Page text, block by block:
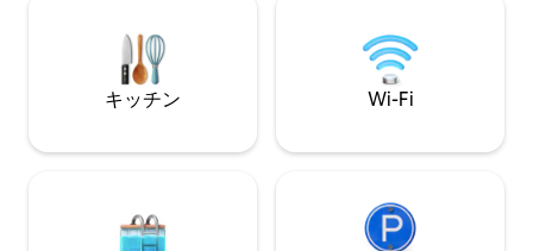
ースを最も効率的
した。 ＊冬は暖
キッチン Wi-Fi